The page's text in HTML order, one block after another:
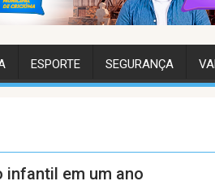
ESPORTE SEGURANÇA
infantil em um ano